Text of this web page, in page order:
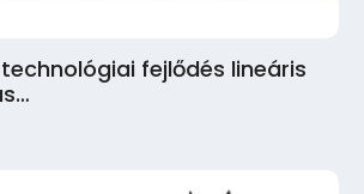
fejlődés lineáris